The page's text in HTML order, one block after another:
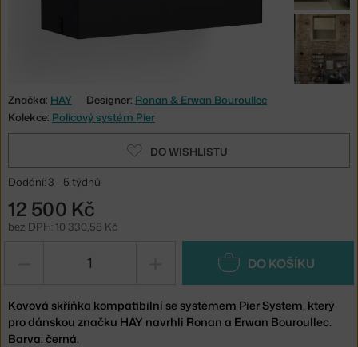
Značka: HAY Designer: Ronan & Erwan Bouroullec
Kolekce: Policový systém Pier
DO WISHLISTU
Dodání: 3 - 5 týdnů
12 500 Kč
bez DPH: 10 330,58 Kč
DO KOŠÍKU
Kovová skříňka kompatibilní se systémem Pier System, který
pro dánskou značku HAY navrhli Ronan a Erwan Bouroullec.
Barva: černá.